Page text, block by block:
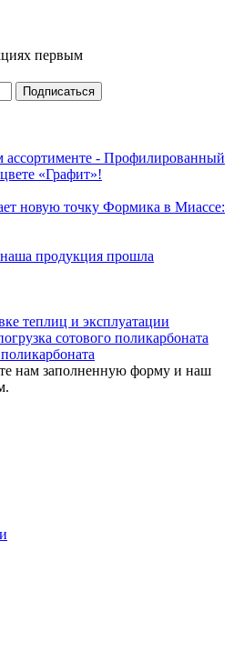
первым
- Профилированный
«Графит»!
новую точку Формика в Миассе:
продукция прошла
теплиц и эксплуатации
сотового поликарбоната
нам заполненную форму и наш